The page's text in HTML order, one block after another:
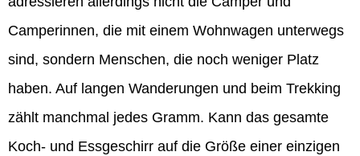
Camperinnen, die mit einem Wohnwagen unterwegs
sind, sondern Menschen, die noch weniger Platz
haben. Auf langen Wanderungen und beim Trekking
zählt manchmal jedes Gramm. Kann das gesamte
Koch- und Essgeschirr auf die Größe einer einzigen